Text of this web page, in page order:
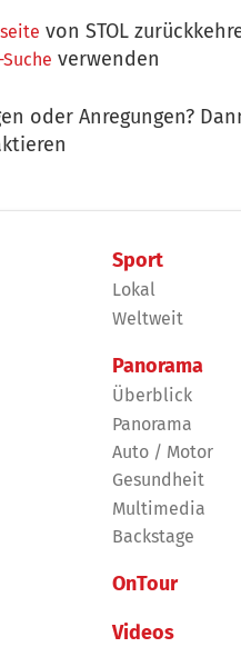
von STOL
Suche verwenden
oder Anregungen?
Sport
Lokal
Weltweit
Panorama
Überblick
Panorama
Auto / Motor
Gesundheit
Multimedia
Backstage
OnTour
Videos